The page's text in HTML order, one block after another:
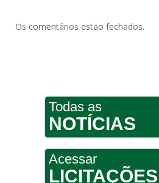
Os comentários estão fechados.
Todas as
NOTÍCIAS
Acessar
LICITAÇÕES